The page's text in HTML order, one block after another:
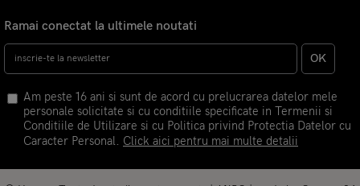
Ramai conectat la ultimele noutati
OK
Am peste 16 ani si sunt de acord cu prelucrarea datelor mele
personale solicitate si cu conditiile specificate in Termenii si
Conditiile de Utilizare si cu Politica privind Protectia Datelor cu
Caracter Personal.
Click aici pentru mai multe detalii